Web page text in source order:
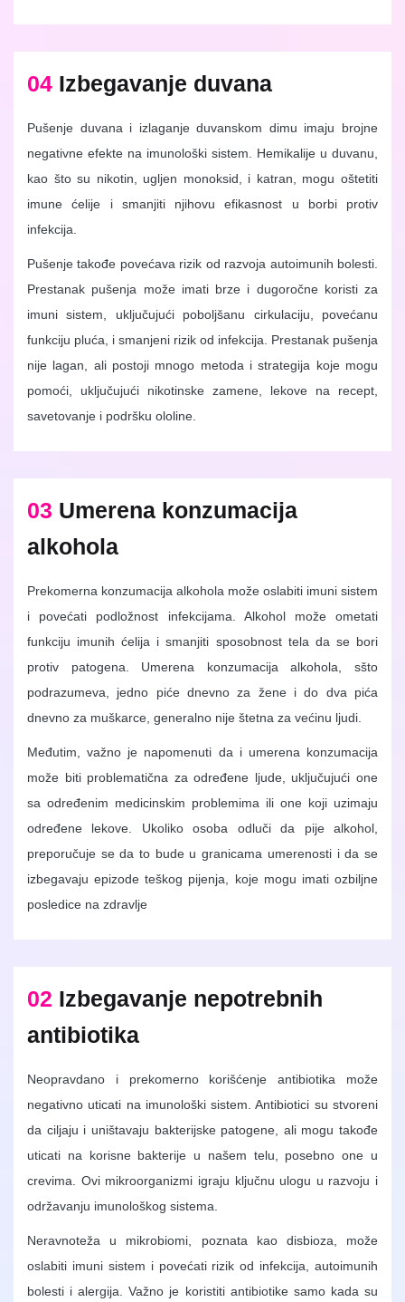
04 Izbegavanje duvana
Pušenje duvana i izlaganje duvanskom dimu imaju brojne
negativne efekte na imunološki sistem. Hemikalije u duvanu,
kao što su nikotin, ugljen monoksid, i katran, mogu oštetiti
imune ćelije i smanjiti njihovu efikasnost u borbi protiv
infekcija.
Pušenje takođe povećava rizik od razvoja autoimunih bolesti.
Prestanak pušenja može imati brze i dugoročne koristi za
imuni sistem, uključujući poboljšanu cirkulaciju, povećanu
funkciju pluća, i smanjeni rizik od infekcija. Prestanak pušenja
nije lagan, ali postoji mnogo metoda i strategija koje mogu
pomoći, uključujući nikotinske zamene, lekove na recept,
savetovanje i podršku ololine.
03 Umerena konzumacija
alkohola
Prekomerna konzumacija alkohola može oslabiti imuni sistem
i povećati podložnost infekcijama. Alkohol može ometati
funkciju imunih ćelija i smanjiti sposobnost tela da se bori
protiv patogena. Umerena konzumacija alkohola, sšto
podrazumeva, jedno piće dnevno za žene i do dva pića
dnevno za muškarce, generalno nije štetna za većinu ljudi.
Međutim, važno je napomenuti da i umerena konzumacija
može biti problematična za određene ljude, uključujući one
sa određenim medicinskim problemima ili one koji uzimaju
određene lekove. Ukoliko osoba odluči da pije alkohol,
preporučuje se da to bude u granicama umerenosti i da se
izbegavaju epizode teškog pijenja, koje mogu imati ozbiljne
posledice na zdravlje
02 Izbegavanje nepotrebnih
antibiotika
Neopravdano i prekomerno korišćenje antibiotika može
negativno uticati na imunološki sistem. Antibiotici su stvoreni
da ciljaju i uništavaju bakterijske patogene, ali mogu takođe
uticati na korisne bakterije u našem telu, posebno one u
crevima. Ovi mikroorganizmi igraju ključnu ulogu u razvoju i
održavanju imunološkog sistema.
Neravnoteža u mikrobiomi, poznata kao disbioza, može
oslabiti imuni sistem i povećati rizik od infekcija, autoimunih
bolesti i alergija. Važno je koristiti antibiotike samo kada su